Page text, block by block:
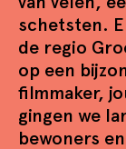
schetsten.
de regio
op een
filmmaker,
gingen we
bewoners